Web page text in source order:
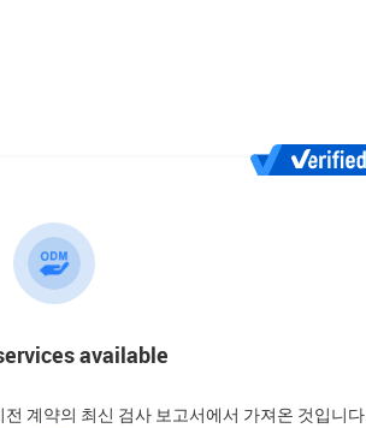
available
계약의 최신 검사 보고서에서 가져온 것입니다.